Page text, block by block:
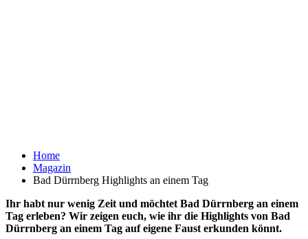
Home
Magazin
Bad Dürrnberg Highlights an einem Tag
Ihr habt nur wenig Zeit und möchtet Bad Dürrnberg an einem
Tag erleben? Wir zeigen euch, wie ihr die Highlights von Bad
Dürrnberg an einem Tag auf eigene Faust erkunden könnt.